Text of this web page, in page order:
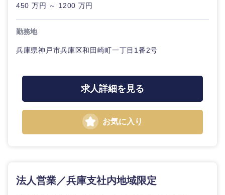
450 万円 ～ 1200 万円
勤務地
兵庫県神戸市兵庫区和田崎町一丁目1番2号
求人詳細を見る
お気に入り
法人営業／兵庫支社内地域限定